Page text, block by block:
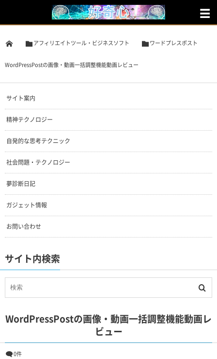
アフィリエイトツール・ビジネスソフト ワードプレスポスト
WordPressPostの画像・動画一括調整機能動画レビュー
サイト案内
精神テクノロジー
自発的な思考テクニック
社会問題・テクノロジー
夢診断日記
ガジェット情報
お問い合わせ
サイト内検索
WordPressPostの画像・動画一括調整機能動画レ
ビュー
0件